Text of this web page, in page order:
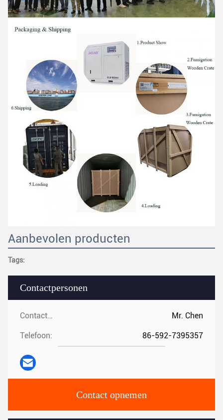
Contactpersonen
Contactpersonen: Mr. Chen
Telefoon: 86-592-7395357
Contact opnemen
Aanbevolen producten
Tags: